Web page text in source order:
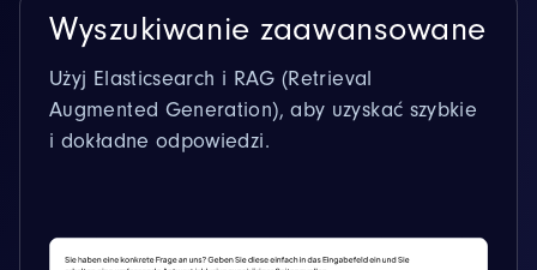
Wyszukiwanie zaawansowane
Użyj Elasticsearch i RAG (Retrieval
Augmented Generation), aby uzyskać szybkie
i dokładne odpowiedzi.